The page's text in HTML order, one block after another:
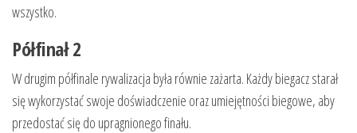
wszystko.
Półfinał 2
W drugim półfinale rywalizacja była równie zażarta. Każdy biegacz starał
się wykorzystać swoje doświadczenie oraz umiejętności biegowe, aby
przedostać się do upragnionego finału.